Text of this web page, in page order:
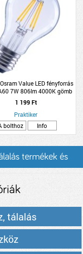
Value LED fényforrás
7W 806lm 4000K gömb
hidegfehér
1 199 Ft
Praktiker
bolthoz
Info
termékek és
tálalás